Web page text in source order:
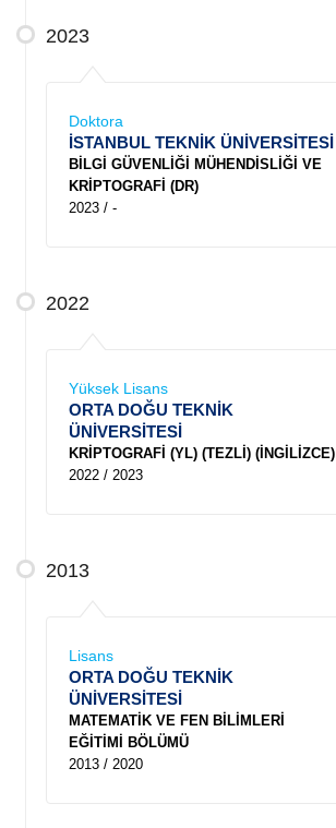
2023
Doktora
İSTANBUL TEKNİK ÜNİVERSİTESİ
BİLGİ GÜVENLİĞİ MÜHENDİSLİĞİ VE
KRİPTOGRAFİ (DR)
2023 / -
2022
Yüksek Lisans
ORTA DOĞU TEKNİK
ÜNİVERSİTESİ
KRİPTOGRAFİ (YL) (TEZLİ) (İNGİLİZCE)
2022 / 2023
2013
Lisans
ORTA DOĞU TEKNİK
ÜNİVERSİTESİ
MATEMATİK VE FEN BİLİMLERİ
EĞİTİMİ BÖLÜMÜ
2013 / 2020